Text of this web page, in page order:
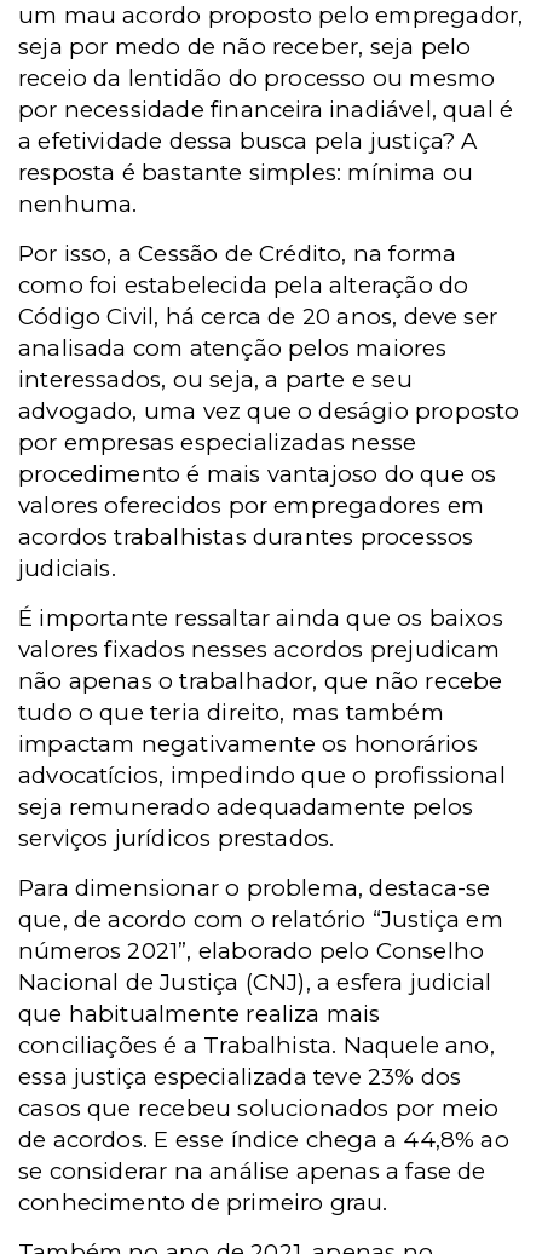
um mau acordo proposto pelo empregador,
seja por medo de não receber, seja pelo
receio da lentidão do processo ou mesmo
por necessidade financeira inadiável, qual é
a efetividade dessa busca pela justiça? A
resposta é bastante simples: mínima ou
nenhuma.
Por isso, a Cessão de Crédito, na forma
como foi estabelecida pela alteração do
Código Civil, há cerca de 20 anos, deve ser
analisada com atenção pelos maiores
interessados, ou seja, a parte e seu
advogado, uma vez que o deságio proposto
por empresas especializadas nesse
procedimento é mais vantajoso do que os
valores oferecidos por empregadores em
acordos trabalhistas durantes processos
judiciais.
É importante ressaltar ainda que os baixos
valores fixados nesses acordos prejudicam
não apenas o trabalhador, que não recebe
tudo o que teria direito, mas também
impactam negativamente os honorários
advocatícios, impedindo que o profissional
seja remunerado adequadamente pelos
serviços jurídicos prestados.
Para dimensionar o problema, destaca-se
que, de acordo com o relatório “Justiça em
números 2021”, elaborado pelo Conselho
Nacional de Justiça (CNJ), a esfera judicial
que habitualmente realiza mais
conciliações é a Trabalhista. Naquele ano,
essa justiça especializada teve 23% dos
casos que recebeu solucionados por meio
de acordos. E esse índice chega a 44,8% ao
se considerar na análise apenas a fase de
conhecimento de primeiro grau.